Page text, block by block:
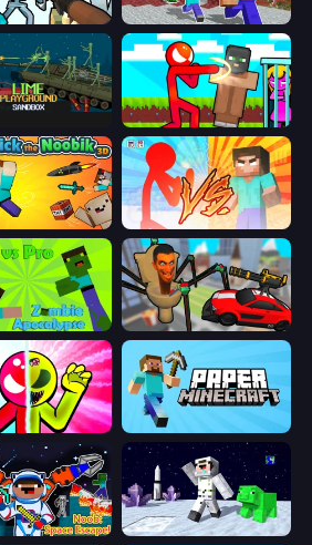
Monster School Herobrine Siren Head
Stickman vs Villager: Save the Girl
Noobik 3D Red Stickman vs Monster School
Noob vs Pro: Zombie Apocalypse Cars vs Skibidi Toilet
Stickman Zombie vs Stickman Hero Paper Minecraft
Escape! SpaceCraft Noob: Return to Earth